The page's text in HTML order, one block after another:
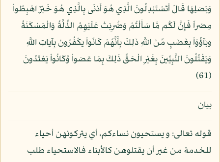
وَبَصَلِهَا قَالَ أَتَسْتَبْدِلُونَ الَّذِي هُوَ أَدْنَى بِالَّذِي هُوَ خَيْرٌ اهْبِطُواْ
مِصْراً فَإِنَّ لَكُم مَّا سَأَلْتُمْ وَضُرِبَتْ عَلَيْهِمُ الذِّلَّةُ وَالْمَسْكَنَةُ
وَبَآؤُوْاْ بِغَضَبٍ مِّنَ اللَّهِ ذَلِكَ بِأَنَّهُمْ كَانُواْ يَكْفُرُونَ بِآيَاتِ اللَّهِ
وَيَقْتُلُونَ النَّبِيِّينَ بِغَيْرِ الْحَقِّ ذَلِكَ بِمَا عَصَواْ وَّكَانُواْ يَعْتَدُونَ
(61)
بيان
قوله تعالى: و يستحيون نساءكم، أي يتركونهن أحياء
للخدمة من غير أن يقتلوهن كالأبناء فالاستحياء طلب